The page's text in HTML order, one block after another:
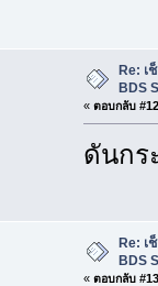
Re:
BDS
« ตอบกลับ
ดันกร
Re: เ
BDS
« ตอบกลับ